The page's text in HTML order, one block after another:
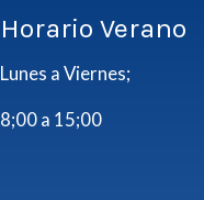
Horario Verano
Lunes a Viernes;
8;00 a 15;00